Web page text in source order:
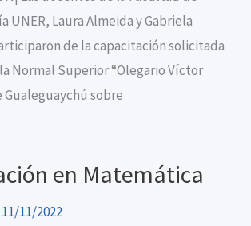
UNER, Laura Almeida y Gabriela
de la capacitación solicitada
Normal Superior “Olegario Víctor
Gualeguaychú sobre
en Matemática
11/11/2022